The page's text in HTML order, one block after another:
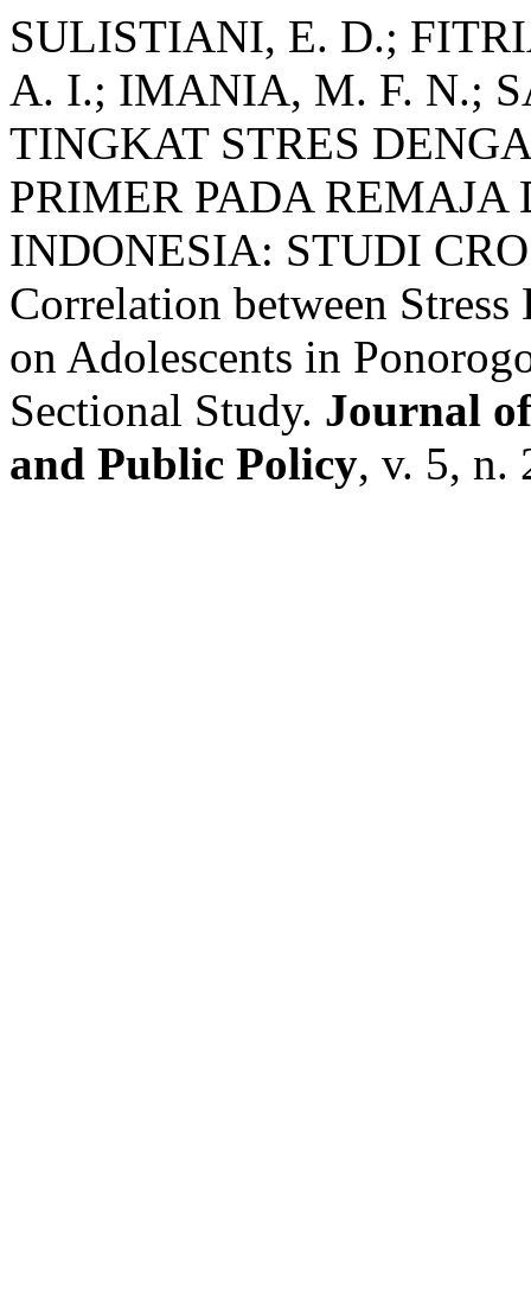
SULISTIANI, E. D.;
A. I.; IMANIA, M. F. N.;
TINGKAT STRES
PRIMER PADA REMAJA
INDONESIA: STUDI
Correlation between
on Adolescents in
Sectional Study. Journal
and Public Policy, v. 5, n.